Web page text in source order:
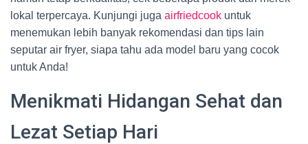
lokal terpercaya. Kunjungi juga airfriedcook untuk
menemukan lebih banyak rekomendasi dan tips lain
seputar air fryer, siapa tahu ada model baru yang cocok
untuk Anda!
Menikmati Hidangan Sehat dan
Lezat Setiap Hari